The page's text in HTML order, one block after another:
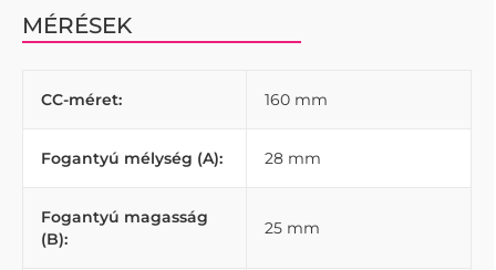
MÉRÉSEK
CC-méret: 160 mm
Fogantyú mélység (A): 28 mm
Fogantyú magasság
(B):
25 mm